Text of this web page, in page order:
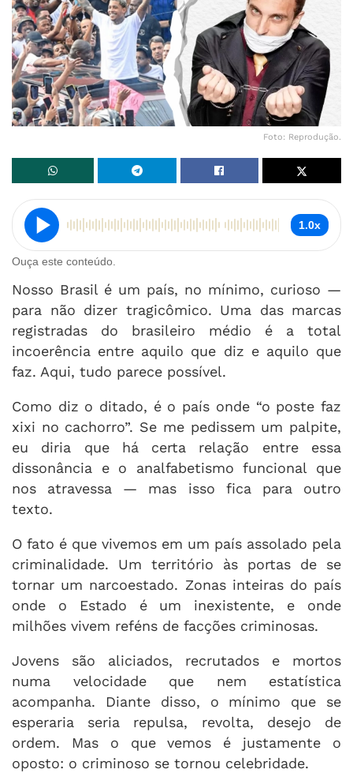
Foto: Reprodução.
1.0x
Ouça este conteúdo.
Nosso Brasil é um país, no mínimo, curioso —
para não dizer tragicômico. Uma das marcas
registradas do brasileiro médio é a total
incoerência entre aquilo que diz e aquilo que
faz. Aqui, tudo parece possível.
Como diz o ditado, é o país onde “o poste faz
xixi no cachorro”. Se me pedissem um palpite,
eu diria que há certa relação entre essa
dissonância e o analfabetismo funcional que
nos atravessa — mas isso fica para outro
texto.
O fato é que vivemos em um país assolado pela
criminalidade. Um território às portas de se
tornar um narcoestado. Zonas inteiras do país
onde o Estado é um inexistente, e onde
milhões vivem reféns de facções criminosas.
Jovens são aliciados, recrutados e mortos
numa velocidade que nem estatística
acompanha. Diante disso, o mínimo que se
esperaria seria repulsa, revolta, desejo de
ordem. Mas o que vemos é justamente o
oposto: o criminoso se tornou celebridade.